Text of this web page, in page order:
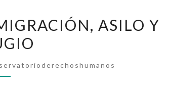
INMIGRACIÓN,
ASILO Y